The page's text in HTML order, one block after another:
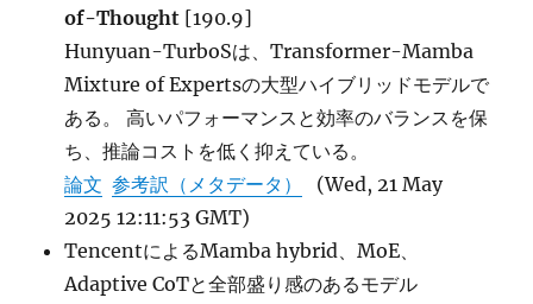
of-Thought [190.9]
Hunyuan-TurboSは、Transformer-Mamba
Mixture of Expertsの大型ハイブリッドモデルで
ある。 高いパフォーマンスと効率のバランスを保
ち、推論コストを低く抑えている。
論文 参考訳（メタデータ）
(Wed, 21 May
2025 12:11:53 GMT)
TencentによるMamba hybrid、MoE、
Adaptive CoTと全部盛り感のあるモデル